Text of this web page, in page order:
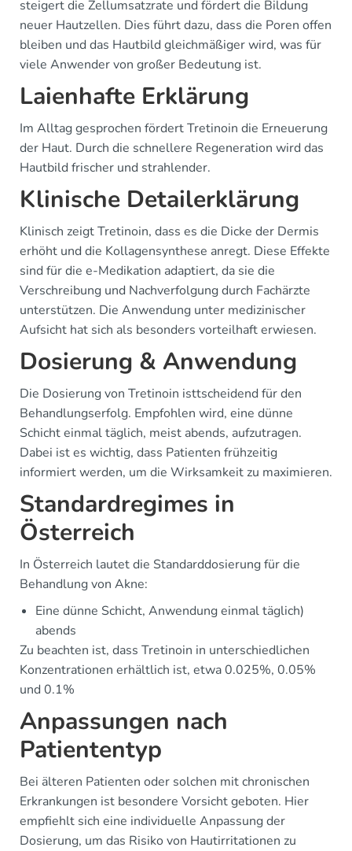
steigert die Zellumsatzrate und fördert die Bildung
neuer Hautzellen. Dies führt dazu, dass die Poren offen
bleiben und das Hautbild gleichmäßiger wird, was für
viele Anwender von großer Bedeutung ist.
Laienhafte Erklärung
Im Alltag gesprochen fördert Tretinoin die Erneuerung
der Haut. Durch die schnellere Regeneration wird das
Hautbild frischer und strahlender.
Klinische Detailerklärung
Klinisch zeigt Tretinoin, dass es die Dicke der Dermis
erhöht und die Kollagensynthese anregt. Diese Effekte
sind für die e-Medikation adaptiert, da sie die
Verschreibung und Nachverfolgung durch Fachärzte
unterstützen. Die Anwendung unter medizinischer
Aufsicht hat sich als besonders vorteilhaft erwiesen.
Dosierung & Anwendung
Die Dosierung von Tretinoin isttscheidend für den
Behandlungserfolg. Empfohlen wird, eine dünne
Schicht einmal täglich, meist abends, aufzutragen.
Dabei ist es wichtig, dass Patienten frühzeitig
informiert werden, um die Wirksamkeit zu maximieren.
Standardregimes in
Österreich
In Österreich lautet die Standarddosierung für die
Behandlung von Akne:
Eine dünne Schicht, Anwendung einmal täglich)
abends
Zu beachten ist, dass Tretinoin in unterschiedlichen
Konzentrationen erhältlich ist, etwa 0.025%, 0.05%
und 0.1%
Anpassungen nach
Patiententyp
Bei älteren Patienten oder solchen mit chronischen
Erkrankungen ist besondere Vorsicht geboten. Hier
empfiehlt sich eine individuelle Anpassung der
Dosierung, um das Risiko von Hautirritationen zu